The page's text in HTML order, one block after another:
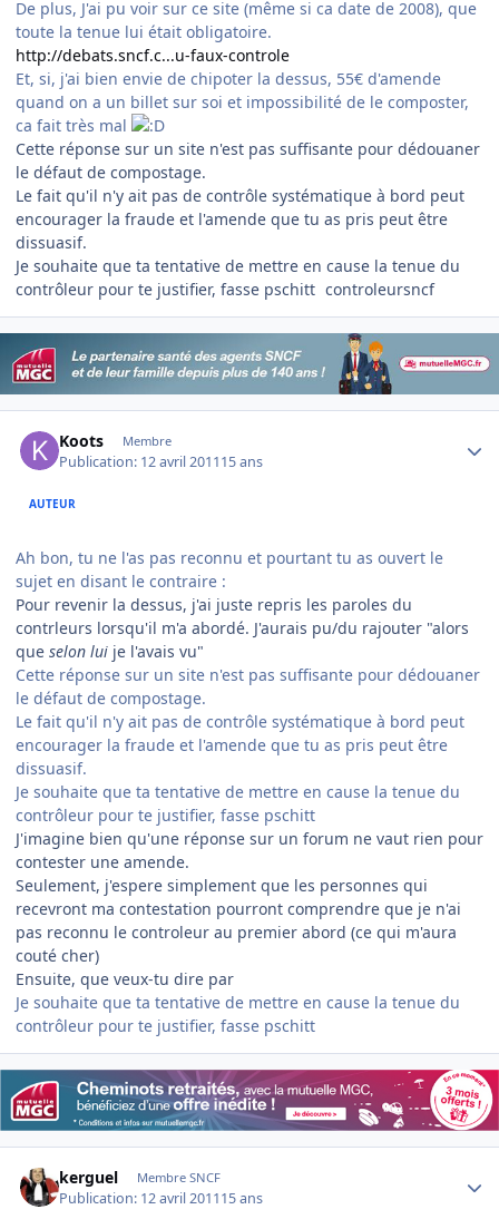
De plus, J'ai pu voir sur ce site (même si ca date de 2008), que
toute la tenue lui était obligatoire.
http://debats.sncf.c...u-faux-controle
Et, si, j'ai bien envie de chipoter la dessus, 55€ d'amende
quand on a un billet sur soi et impossibilité de le composter,
ca fait très mal
Cette réponse sur un site n'est pas suffisante pour dédouaner
le défaut de compostage.
Le fait qu'il n'y ait pas de contrôle systématique à bord peut
encourager la fraude et l'amende que tu as pris peut être
dissuasif.
Je souhaite que ta tentative de mettre en cause la tenue du
contrôleur pour te justifier, fasse pschitt controleursncf
Koots Membre
Publication: 12 avril 201115 ans
AUTEUR
Ah bon, tu ne l'as pas reconnu et pourtant tu as ouvert le
sujet en disant le contraire :
Pour revenir la dessus, j'ai juste repris les paroles du
contrleurs lorsqu'il m'a abordé. J'aurais pu/du rajouter "alors
que selon lui je l'avais vu"
Cette réponse sur un site n'est pas suffisante pour dédouaner
le défaut de compostage.
Le fait qu'il n'y ait pas de contrôle systématique à bord peut
encourager la fraude et l'amende que tu as pris peut être
dissuasif.
Je souhaite que ta tentative de mettre en cause la tenue du
contrôleur pour te justifier, fasse pschitt
J'imagine bien qu'une réponse sur un forum ne vaut rien pour
contester une amende.
Seulement, j'espere simplement que les personnes qui
recevront ma contestation pourront comprendre que je n'ai
pas reconnu le controleur au premier abord (ce qui m'aura
couté cher)
Ensuite, que veux-tu dire par
Je souhaite que ta tentative de mettre en cause la tenue du
contrôleur pour te justifier, fasse pschitt
kerguel Membre SNCF
Publication: 12 avril 201115 ans